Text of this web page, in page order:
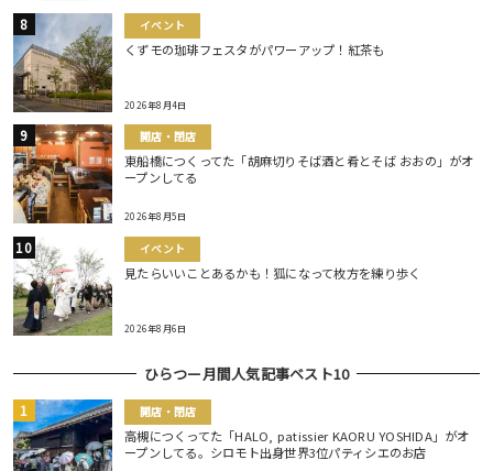
イベント
くずモの珈琲フェスタがパワーアップ！紅茶も
2026年8月4日
開店・閉店
東船橋につくってた「胡麻切りそば酒と肴とそば おおの」がオ
ープンしてる
2026年8月5日
イベント
見たらいいことあるかも！狐になって枚方を練り歩く
2026年8月6日
ひらつー月間人気記事ベスト10
開店・閉店
高槻につくってた「HALO, patissier KAORU YOSHIDA」がオ
ープンしてる。シロモト出身世界3位パティシエのお店